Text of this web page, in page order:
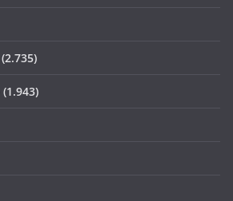
(2.735)
(1.943)